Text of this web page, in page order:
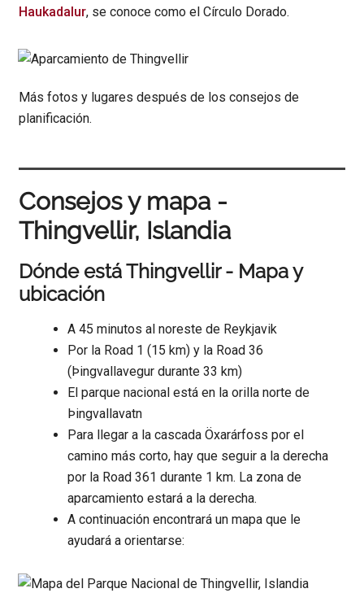
Haukadalur, se conoce como el Círculo Dorado.
Más fotos y lugares después de los consejos de
planificación.
Consejos y mapa -
Thingvellir, Islandia
Dónde está Thingvellir - Mapa y
ubicación
A 45 minutos al noreste de Reykjavik
Por la Road 1 (15 km) y la Road 36
(Þingvallavegur durante 33 km)
El parque nacional está en la orilla norte de
Þingvallavatn
Para llegar a la cascada Öxarárfoss por el
camino más corto, hay que seguir a la derecha
por la Road 361 durante 1 km. La zona de
aparcamiento estará a la derecha.
A continuación encontrará un mapa que le
ayudará a orientarse: